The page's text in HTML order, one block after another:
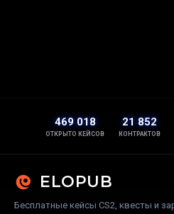
469 018
ОТКРЫТО КЕЙСОВ
21 852
КОНТРАКТОВ
ELOPUB
Бесплатные кейсы CS2, квесты и